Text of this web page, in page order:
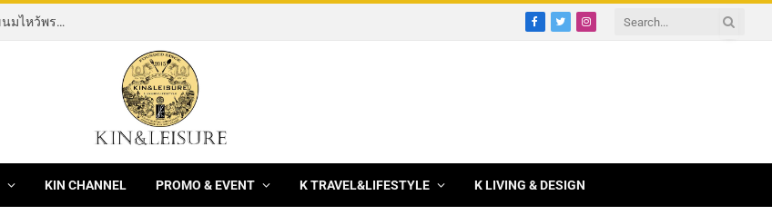
[News] THE ROCKING HORSE OF RESILIENCE คอลเลกชันขนมไหว้พระจันทร์ mooncake ประจำปี 2569 จากBanyan Tree Bangkok 1 สิงหาคม – 25 กันยายน 2569
Facebook
TwitterInstagram
KIN CHANNEL PROMO & EVENT K TRAVEL&LIFESTYLE K LIVING & DESIGN